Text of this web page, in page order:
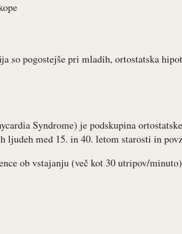
so pogostejše pri mladih, ortostatska
Syndrome) je podskupina
ljudeh med 15. in 40. letom starosti in
ob vstajanju (več kot 30 utripov/minuto)